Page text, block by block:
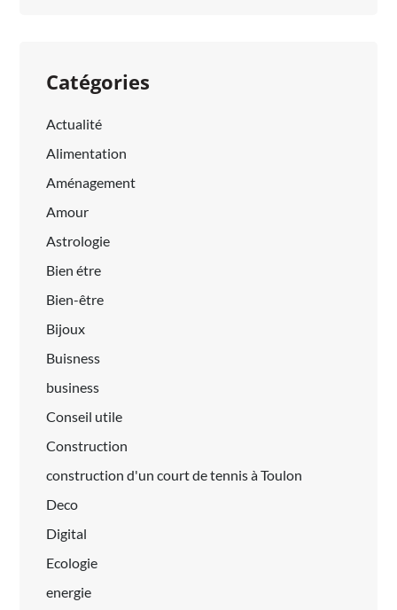
Catégories
Actualité
Alimentation
Aménagement
Amour
Astrologie
Bien étre
Bien-être
Bijoux
Buisness
business
Conseil utile
Construction
construction d'un court de tennis à Toulon
Deco
Digital
Ecologie
energie